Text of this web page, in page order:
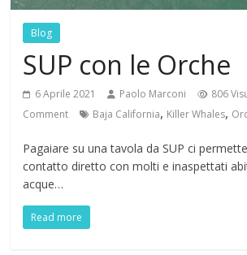
Blog
SUP con le Orche
6 Aprile 2021 Paolo Marconi 806
Comment
Baja California, Killer Whales,
Pagaiare su una tavola da SUP ci
contatto diretto con molti e inaspettati
acque…
Read more